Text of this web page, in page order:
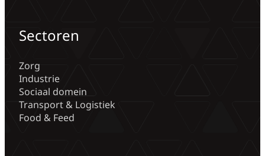
Sectoren
Zorg
Industrie
Sociaal domein
Transport & Logistiek
Food & Feed